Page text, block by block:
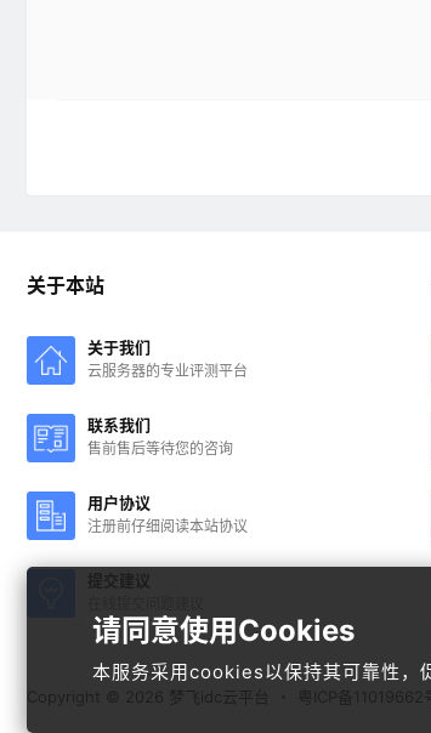
关于本站
关于我们
云服务器的专业评测平台
联系我们
售前售后等待您的咨询
用户协议
注册前仔细阅读本站协议
提交建议
Copyright © 2026 梦飞idc云平台 ・ 粤ICP备11019662号
请同意使用Cookies
本服务采用cookies以保持其可靠性，